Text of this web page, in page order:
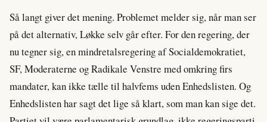
Så langt giver det mening. Problemet melder sig, når man ser
på det alternativ, Løkke selv går efter. For den regering, der
nu tegner sig, en mindretalsregering af Socialdemokratiet,
SF, Moderaterne og Radikale Venstre med omkring firs
mandater, kan ikke tælle til halvfems uden Enhedslisten. Og
Enhedslisten har sagt det lige så klart, som man kan sige det.